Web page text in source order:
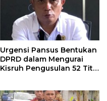
Urgensi Pansus Bentukan
DPRD dalam Mengurai
Kisruh Pengusulan 52 Titik